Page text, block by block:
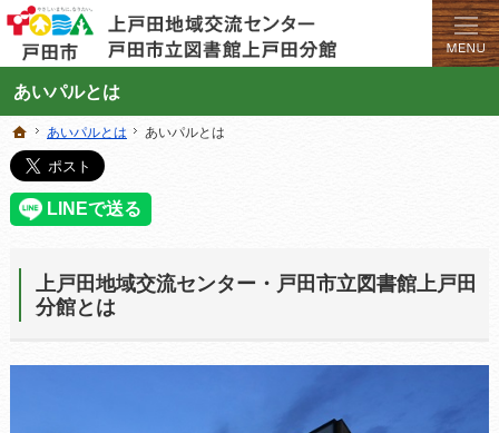
あいパルとは
学びと交流のプラットフォーム。地域の講座や施設をご案内しています。
上戸田地域交流センターや戸田市立図書館上戸田分館の総合案内サイト
ホーム
あいパルとは あいパルとは
上戸田地域交流センター・戸田市立図書館上戸田
分館とは
ホーム
あいパルとは あいパルとは